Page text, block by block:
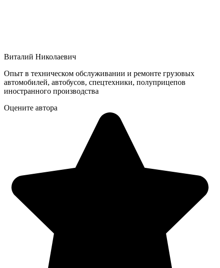
Виталий Николаевич
Опыт в техническом обслуживании и ремонте грузовых
автомобилей, автобусов, спецтехники, полуприцепов
иностранного производства
Оцените автора